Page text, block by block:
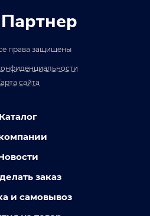
Партнер
права защищены
сайта
Каталог
заказ
и самовывоз